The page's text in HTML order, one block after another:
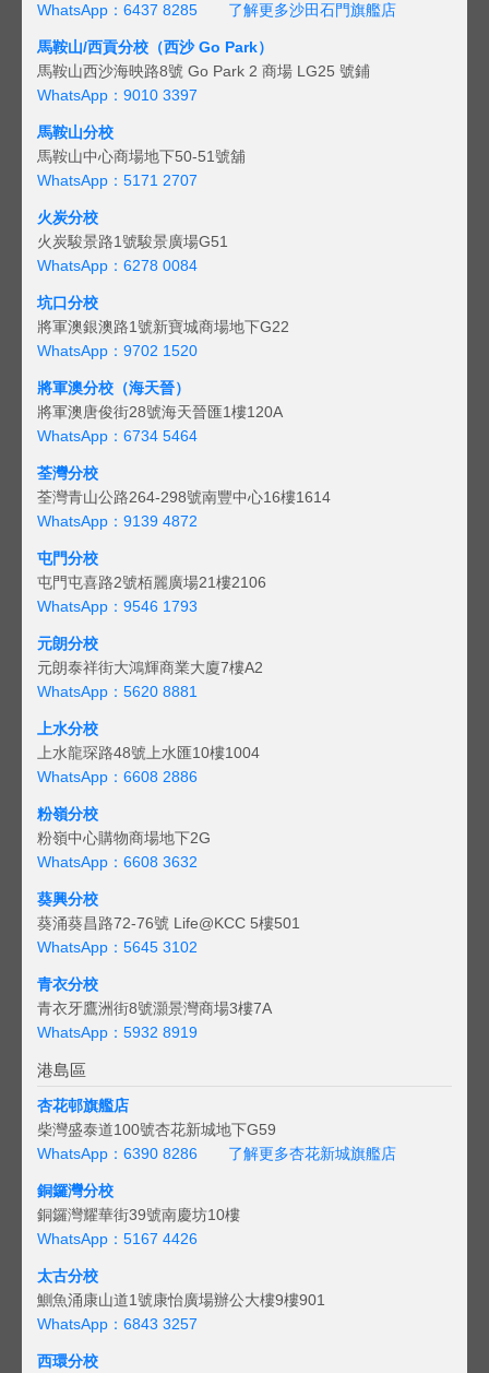
WhatsApp：6437 8285
了解更多沙田石門旗艦店
馬鞍山/西貢分校（西沙 Go Park）
馬鞍山西沙海映路8號 Go Park 2 商場 LG25 號鋪
WhatsApp：9010 3397
馬鞍山分校
馬鞍山中心商場地下50-51號舖
WhatsApp：5171 2707
火炭分校
火炭駿景路1號駿景廣場G51
WhatsApp：6278 0084
坑口分校
將軍澳銀澳路1號新寶城商場地下G22
WhatsApp：9702 1520
將軍澳分校（海天晉）
將軍澳唐俊街28號海天晉匯1樓120A
WhatsApp：6734 5464
荃灣分校
荃灣青山公路264-298號南豐中心16樓1614
WhatsApp：9139 4872
屯門分校
屯門屯喜路2號栢麗廣場21樓2106
WhatsApp：9546 1793
元朗分校
元朗泰祥街大鴻輝商業大廈7樓A2
WhatsApp：5620 8881
上水分校
上水龍琛路48號上水匯10樓1004
WhatsApp：6608 2886
粉嶺分校
粉嶺中心購物商場地下2G
WhatsApp：6608 3632
葵興分校
葵涌葵昌路72-76號 Life@KCC 5樓501
WhatsApp：5645 3102
青衣分校
青衣牙鷹洲街8號灝景灣商場3樓7A
WhatsApp：5932 8919
港島區
杏花邨旗艦店
柴灣盛泰道100號杏花新城地下G59
WhatsApp：6390 8286
了解更多杏花新城旗艦店
銅鑼灣分校
銅鑼灣耀華街39號南慶坊10樓
WhatsApp：5167 4426
太古分校
鰂魚涌康山道1號康怡廣場辦公大樓9樓901
WhatsApp：6843 3257
西環分校